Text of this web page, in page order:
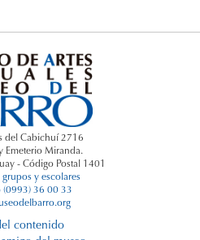
del Cabichuí 2716
Emeterio Miranda.
- Código Postal 1401
grupos y escolares
(0993) 36 00 33
contenido